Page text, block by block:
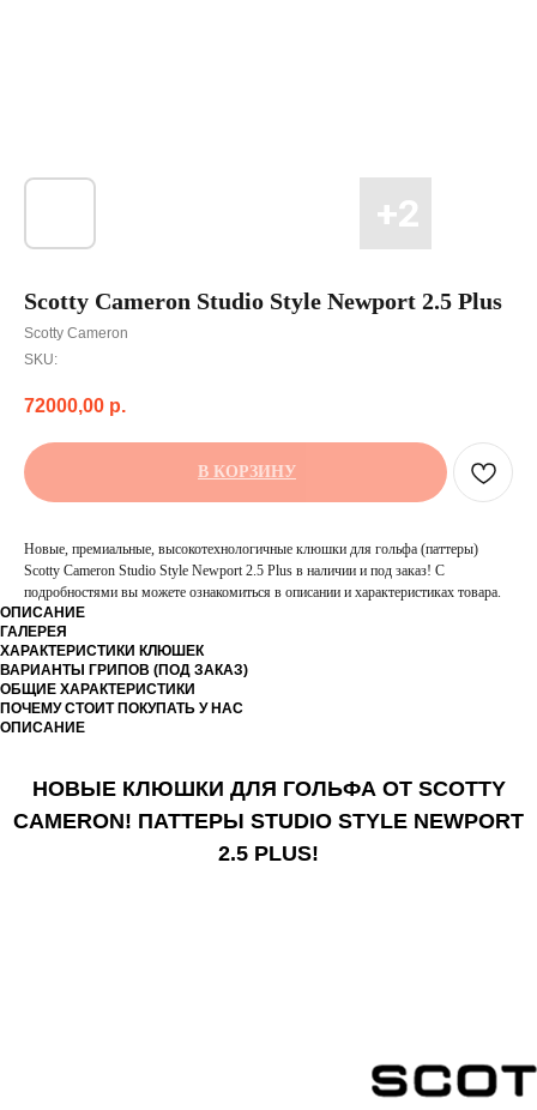
Scotty Cameron Studio Style Newport 2.5 Plus
Scotty Cameron
SKU:
72000,00 р.
В КОРЗИНУ
Новые, премиальные, высокотехнологичные клюшки для гольфа (паттеры)
Scotty Cameron Studio Style Newport 2.5 Plus в наличии и под заказ! С
подробностями вы можете ознакомиться в описании и характеристиках товара.
ОПИСАНИЕ
ГАЛЕРЕЯ
ХАРАКТЕРИСТИКИ КЛЮШЕК
ВАРИАНТЫ ГРИПОВ (ПОД ЗАКАЗ)
ОБЩИЕ ХАРАКТЕРИСТИКИ
ПОЧЕМУ СТОИТ ПОКУПАТЬ У НАС
ОПИСАНИЕ
НОВЫЕ КЛЮШКИ ДЛЯ ГОЛЬФА ОТ SCOTTY
CAMERON! ПАТТЕРЫ STUDIO STYLE NEWPORT
2.5 PLUS!